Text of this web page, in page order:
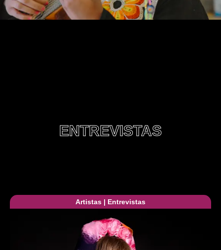
ENTREVISTAS
Artistas | Entrevistas